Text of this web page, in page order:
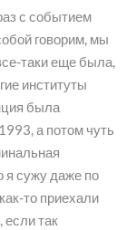
с событием
говорим, мы
таки еще была,
институты
была
а потом чуть
я сужу даже по
то приехали
если так